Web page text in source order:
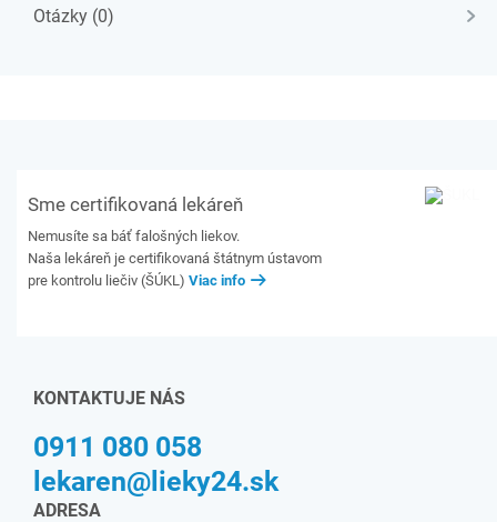
Otázky (0)
Sme certifikovaná lekáreň
Nemusíte sa báť falošných liekov.
Naša lekáreň je certifikovaná štátnym ústavom
pre kontrolu liečiv (ŠÚKL) Viac info
KONTAKTUJE NÁS
0911 080 058
lekaren@lieky24.sk
ADRESA